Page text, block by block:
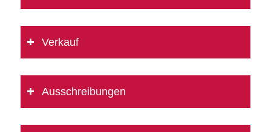
Verkauf
Ausschreibungen